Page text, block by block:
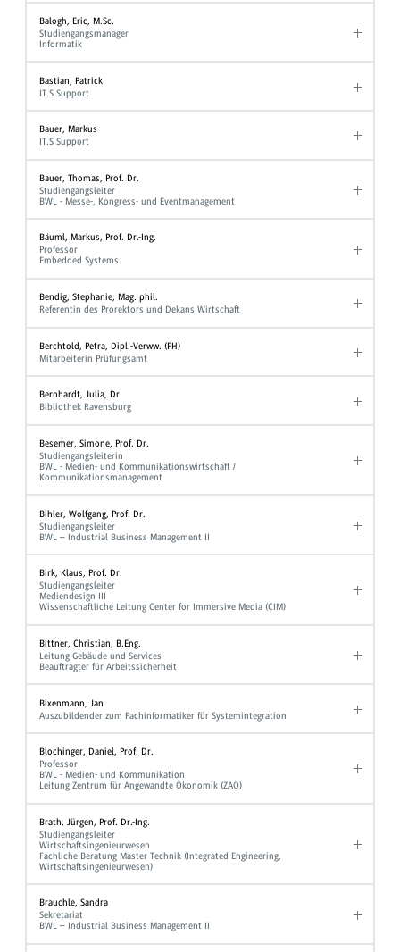
Balogh, Eric, M.Sc.
Studiengangsmanager
Informatik
Bastian, Patrick
IT.S Support
Bauer, Markus
IT.S Support
Bauer, Thomas, Prof. Dr.
Studiengangsleiter
BWL - Messe-, Kongress- und Eventmanagement
Bäuml, Markus, Prof. Dr.-Ing.
Professor
Embedded Systems
Bendig, Stephanie, Mag. phil.
Referentin des Prorektors und Dekans Wirtschaft
Berchtold, Petra, Dipl.-Verww. (FH)
Mitarbeiterin Prüfungsamt
Bernhardt, Julia, Dr.
Bibliothek Ravensburg
Besemer, Simone, Prof. Dr.
Studiengangsleiterin
BWL - Medien- und Kommunikationswirtschaft /
Kommunikationsmanagement
Bihler, Wolfgang, Prof. Dr.
Studiengangsleiter
BWL – Industrial Business Management II
Birk, Klaus, Prof. Dr.
Studiengangsleiter
Mediendesign III
Wissenschaftliche Leitung Center for Immersive Media (CIM)
Bittner, Christian, B.Eng.
Leitung Gebäude und Services
Beauftragter für Arbeitssicherheit
Bixenmann, Jan
Auszubildender zum Fachinformatiker für Systemintegration
Blochinger, Daniel, Prof. Dr.
Professor
BWL - Medien- und Kommunikation
Leitung Zentrum für Angewandte Ökonomik (ZAÖ)
Brath, Jürgen, Prof. Dr.-Ing.
Studiengangsleiter
Wirtschaftsingenieurwesen
Fachliche Beratung Master Technik (Integrated Engineering,
Wirtschaftsingenieurwesen)
Brauchle, Sandra
Sekretariat
BWL – Industrial Business Management II